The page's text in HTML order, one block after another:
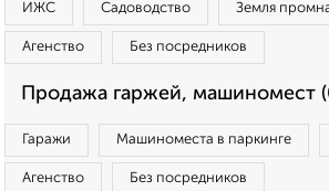
ИЖС Садоводство Земля
Агенство Без посредников
Продажа гаржей, машиномест
Гаражи Машиноместа в паркинге
Агенство Без посредников